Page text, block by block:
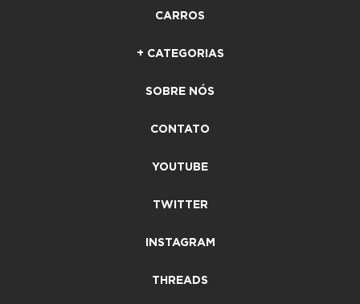
CARROS
+ CATEGORIAS
SOBRE NÓS
CONTATO
YOUTUBE
TWITTER
INSTAGRAM
THREADS